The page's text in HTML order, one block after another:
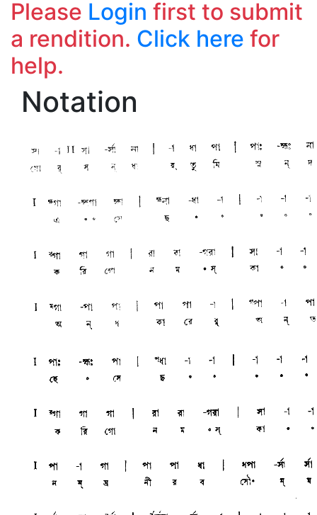
Please Login first to submit
a rendition. Click here for
help.
Notation